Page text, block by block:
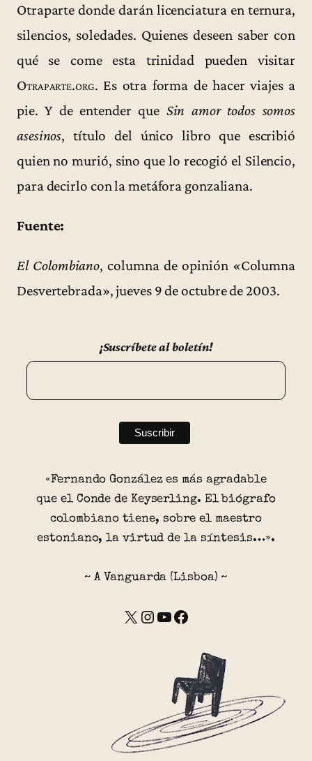
Otraparte donde darán licenciatura en ternura,
silencios, soledades. Quienes deseen saber con
qué se come esta trinidad pueden visitar
Otraparte.org. Es otra forma de hacer viajes a
pie. Y de entender que Sin amor todos somos
asesinos, título del único libro que escribió
quien no murió, sino que lo recogió el Silencio,
para decirlo con la metáfora gonzaliana.
Fuente:
El Colombiano, columna de opinión «Columna
Desvertebrada», jueves 9 de octubre de 2003.
¡Suscríbete al boletín!
«Fernando González es más agradable
que el Conde de Keyserling. El biógrafo
colombiano tiene, sobre el maestro
estoniano, la virtud de la síntesis…».
~ A Vanguarda (Lisboa) ~
X Instagram YouTube Facebook